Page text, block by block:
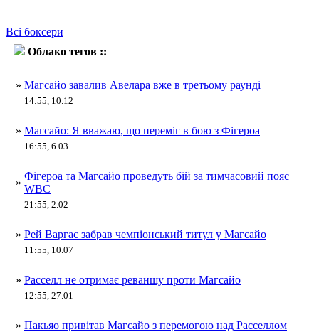
Всі боксери
Облако тегов ::
» Магсайо завалив Авелара вже в третьому раунді
14:55, 10.12
» Магсайо: Я вважаю, що переміг в бою з Фігероа
16:55, 6.03
»
Фігероа та Магсайо проведуть бій за тимчасовий пояс
WBC
21:55, 2.02
» Рей Варгас забрав чемпіонський титул у Магсайо
11:55, 10.07
» Расселл не отримає реваншу проти Магсайо
12:55, 27.01
» Пакьяо привітав Магсайо з перемогою над Расселлом